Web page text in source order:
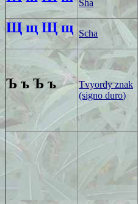
Sha
Щ щЩ щ Scha
Ъ ъ Ъ ъ
Tvyordy znak
(signo duro)